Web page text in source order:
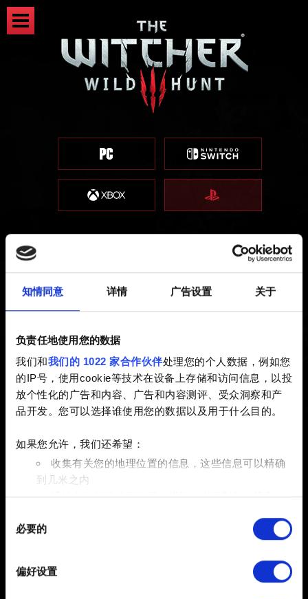
知情同意 详情 广告设置 关于
负责任地使用您的数据
我们和我们的 1022 家合作伙伴处理您的个人数据，例如您
的IP号，使用cookie等技术在设备上存储和访问信息，以投
放个性化的广告和内容、广告和内容测评、受众洞察和产
品开发。您可以选择谁使用您的数据以及用于什么目的。
如果您允许，我们还希望：
收集有关您的地理位置的信息，这些信息可以精确
到几米之内
通过主动扫描特定特征（指纹）来识别您的设备
查找有关您的个人数据如何处理的更多信息，
并设置您的首选项。您可随时从Cookie声明中更改或撤回
部分需要使用 Cookies 的是为了让网站功能可用，而另一
必要的
偏好设置
如果拥有 PlayStation 4 的光盘
数字版上享受次世代更新内容？
已创建 3 years ago 已更新 3 years ago
盘插入 PlayStation 5 主机才能安装和游玩次世代更新。